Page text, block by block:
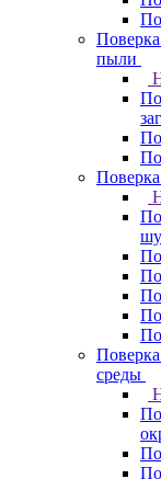
пыли
среды